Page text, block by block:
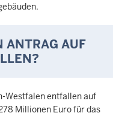
ANTRAG AUF
Westfalen entfallen auf
Millionen Euro für das